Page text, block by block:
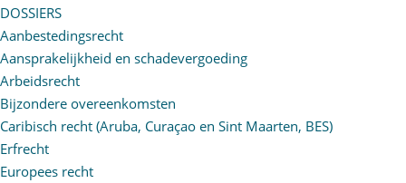
DOSSIERS
Aanbestedingsrecht
Aansprakelijkheid en schadevergoeding
Arbeidsrecht
Bijzondere overeenkomsten
Caribisch recht (Aruba, Curaçao en Sint Maarten, BES)
Erfrecht
Europees recht